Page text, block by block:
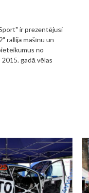
ir prezentējusi
rallija mašīnu un
no
gadā vēlas